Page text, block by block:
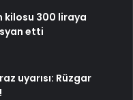
kilosu 300 liraya
etti
uyarısı: Rüzgar